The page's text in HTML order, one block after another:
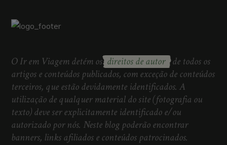
O Ir em Viagem detém os direitos de autor de todos os
artigos e conteúdos publicados, com exceção de conteúdos
terceiros, que estão devidamente identificados. A
utilização de qualquer material do site (fotografia ou
texto) deve ser explicitamente identificado e/ou
autorizado por nós. Neste blog poderão encontrar
banners, links afiliados e conteúdos patrocinados.